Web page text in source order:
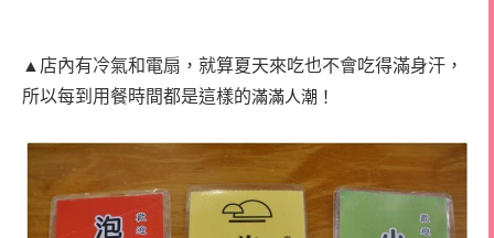
▲店內有冷氣和電扇，就算夏天來吃也不會吃得滿身汗，
所以每到用餐時間都是這樣的滿滿人潮！